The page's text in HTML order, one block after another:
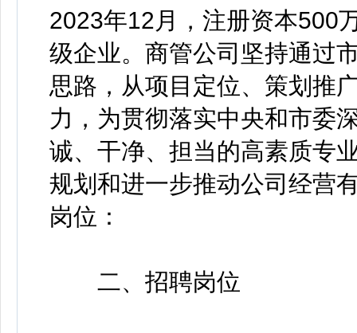
2023年12月，注册资本500
级企业。商管公司坚持通过
思路，从项目定位、策划推
力，为贯彻落实中央和市委
诚、干净、担当的高素质专
规划和进一步推动公司经营
岗位：
二、招聘岗位